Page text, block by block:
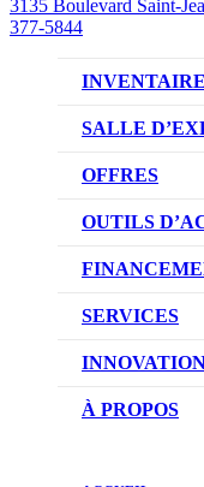
3135 Boulevard Saint-
377-5844
INVENTAIRE
SALLE
OFFRES
OFFRES
OUTILS
NOTRE
SERVICES
NOTRE
À PROPOS